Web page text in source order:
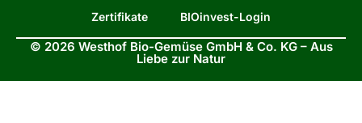
Zertifikate BIOinvest-Login
© 2026 Westhof Bio-Gemüse GmbH & Co. KG – Aus
Liebe zur Natur